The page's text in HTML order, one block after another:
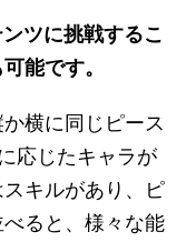
ツに挑戦するこ
能です。
横に同じピース
応じたキャラが
キルがあり、ピ
ると、様々な能